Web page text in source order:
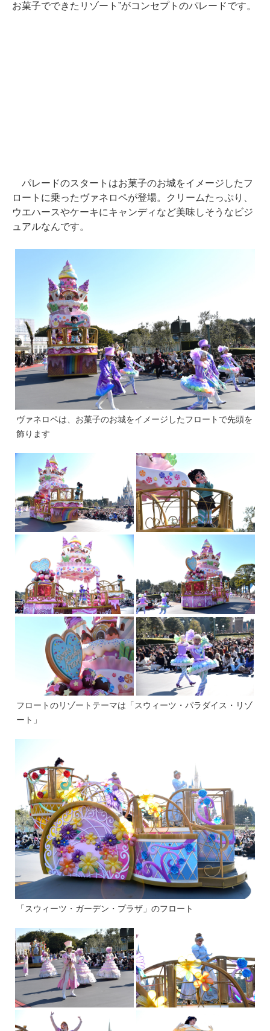
お菓子でできたリゾート”がコンセプトのパレードです。
パレードのスタートはお菓子のお城をイメージしたフ
ロートに乗ったヴァネロペが登場。クリームたっぷり、
ウエハースやケーキにキャンディなど美味しそうなビジ
ュアルなんです。
ヴァネロペは、お菓子のお城をイメージしたフロートで先頭を
飾ります
フロートのリゾートテーマは「スウィーツ・パラダイス・リゾ
ート」
「スウィーツ・ガーデン・プラザ」のフロート